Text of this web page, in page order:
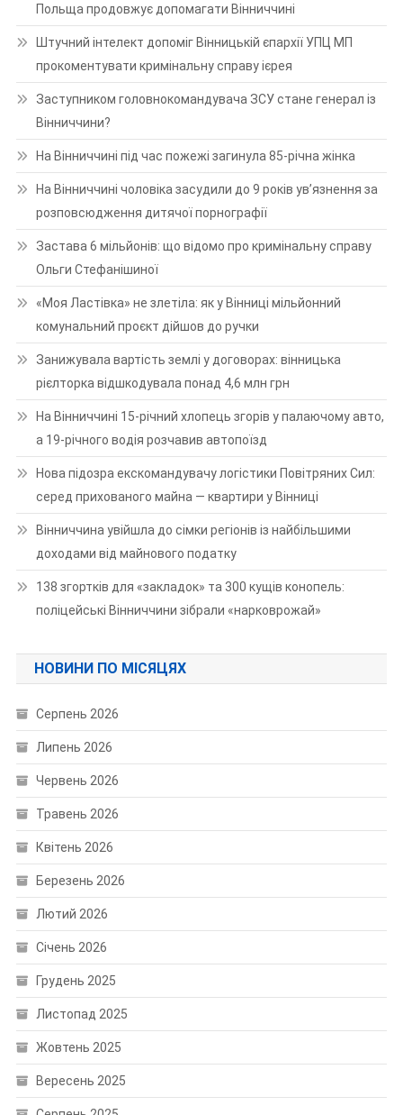
Польща продовжує допомагати Вінниччині
Штучний інтелект допоміг Вінницькій єпархії УПЦ МП
прокоментувати кримінальну справу ієрея
Заступником головнокомандувача ЗСУ стане генерал із
Вінниччини?
На Вінниччині під час пожежі загинула 85-річна жінка
На Вінниччині чоловіка засудили до 9 років ув’язнення за
розповсюдження дитячої порнографії
Застава 6 мільйонів: що відомо про кримінальну справу
Ольги Стефанішиної
«Моя Ластівка» не злетіла: як у Вінниці мільйонний
комунальний проєкт дійшов до ручки
Занижувала вартість землі у договорах: вінницька
рієлторка відшкодувала понад 4,6 млн грн
На Вінниччині 15-річний хлопець згорів у палаючому авто,
а 19-річного водія розчавив автопоїзд
Нова підозра екскомандувачу логістики Повітряних Сил:
серед прихованого майна — квартири у Вінниці
Вінниччина увійшла до сімки регіонів із найбільшими
доходами від майнового податку
138 згортків для «закладок» та 300 кущів конопель:
поліцейські Вінниччини зібрали «нарковрожай»
НОВИНИ ПО МІСЯЦЯХ
Серпень 2026
Липень 2026
Червень 2026
Травень 2026
Квітень 2026
Березень 2026
Лютий 2026
Січень 2026
Грудень 2025
Листопад 2025
Жовтень 2025
Вересень 2025